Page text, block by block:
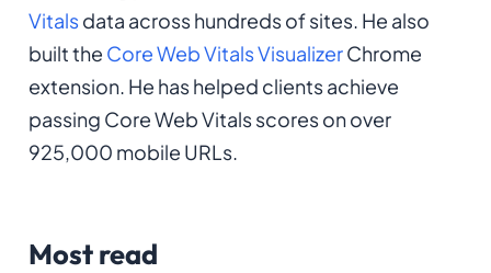
Vitalsdata across hundreds of sites. He also
built the Core Web Vitals VisualizerChrome
extension. He has helped clients achieve
passing Core Web Vitals scores on over
925,000 mobile URLs.
Most read